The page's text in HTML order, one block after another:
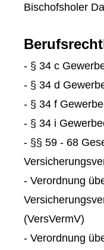
Bischofsholer
- § 34 c
- § 34 d
- § 34 f
- § 34 i
- §§ 59 - 68
- Verordnung
(VersVermV)
- Verordnung